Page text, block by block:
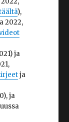
),
2022,
ja
ja
ja